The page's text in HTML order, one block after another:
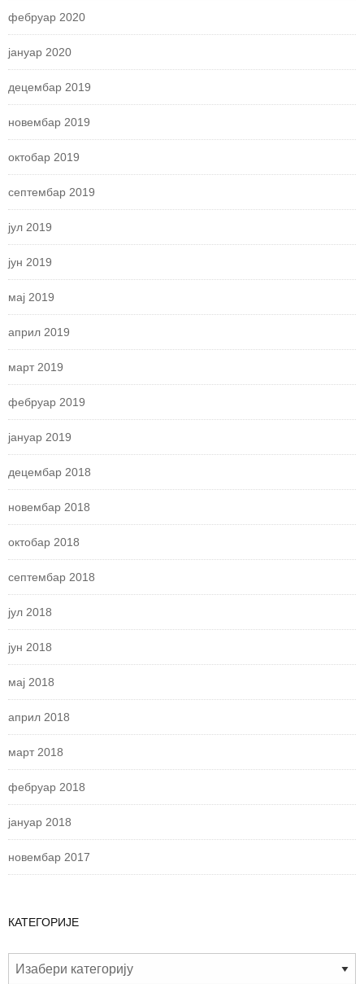
фебруар 2020
јануар 2020
децембар 2019
новембар 2019
октобар 2019
септембар 2019
јул 2019
јун 2019
мај 2019
април 2019
март 2019
фебруар 2019
јануар 2019
децембар 2018
новембар 2018
октобар 2018
септембар 2018
јул 2018
јун 2018
мај 2018
април 2018
март 2018
фебруар 2018
јануар 2018
новембар 2017
КАТЕГОРИЈЕ